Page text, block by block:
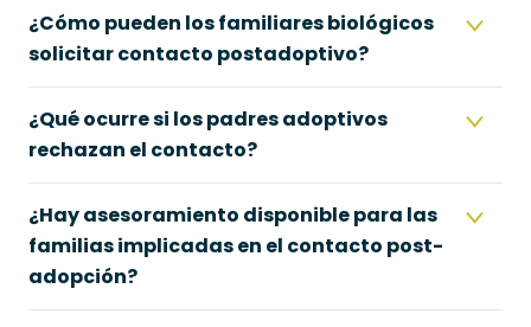
¿Cómo pueden los familiares biológicos
solicitar contacto postadoptivo?
¿Qué ocurre si los padres adoptivos
rechazan el contacto?
¿Hay asesoramiento disponible para las
familias implicadas en el contacto post-
adopción?